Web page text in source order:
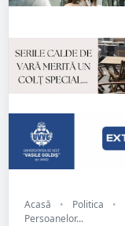
Acasă • Politica •
Persoanelor...